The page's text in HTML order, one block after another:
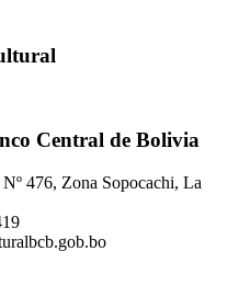
Central de Bolivia
476, Zona Sopocachi, La